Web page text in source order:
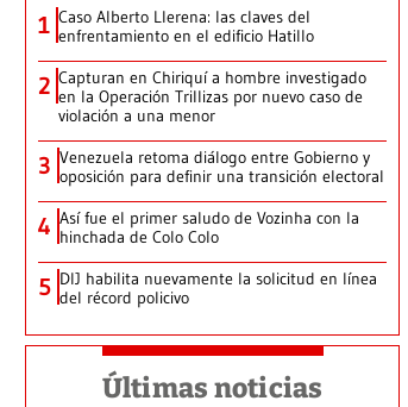
1 Caso Alberto Llerena: las claves del
enfrentamiento en el edificio Hatillo
2 Capturan en Chiriquí a hombre investigado
en la Operación Trillizas por nuevo caso de
violación a una menor
3 Venezuela retoma diálogo entre Gobierno y
oposición para definir una transición electoral
4 Así fue el primer saludo de Vozinha con la
hinchada de Colo Colo
5 DIJ habilita nuevamente la solicitud en línea
del récord policivo
Últimas noticias